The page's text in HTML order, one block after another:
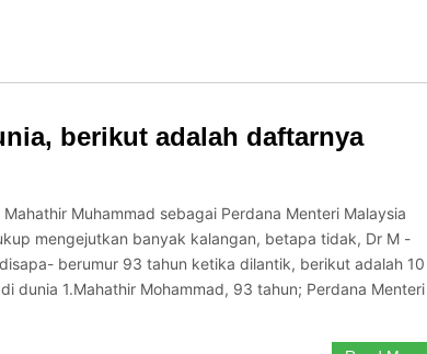
berikut adalah daftarnya
Muhammad sebagai Perdana Menteri Malaysia
mengejutkan banyak kalangan, betapa tidak, Dr M -
berumur 93 tahun ketika dilantik, berikut adalah 10
dunia 1.Mahathir Mohammad, 93 tahun; Perdana Menteri